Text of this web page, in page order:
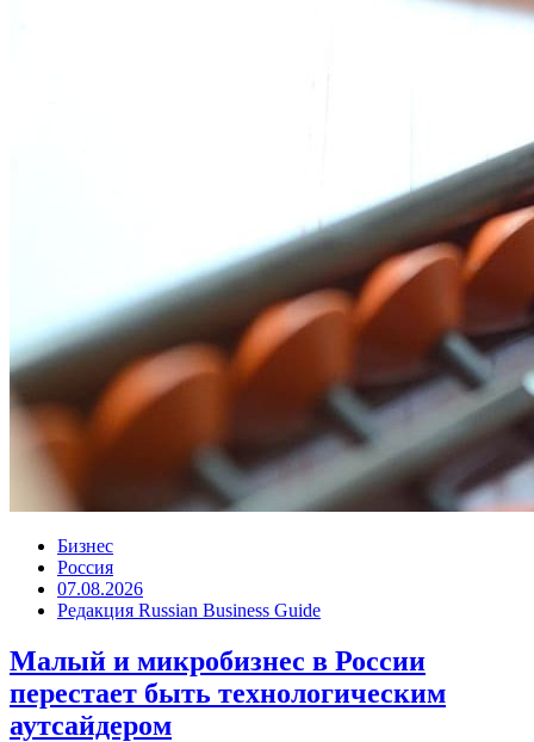
Бизнес
Россия
07.08.2026
Редакция Russian Business Guide
Малый и микробизнес в России
перестает быть технологическим
аутсайдером